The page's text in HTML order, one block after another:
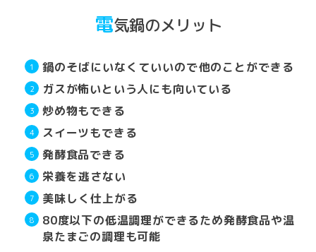
電気鍋のメリット
鍋のそばにいなくていいので他のことができる
ガスが怖いという人にも向いている
炒め物もできる
スイーツもできる
発酵食品できる
栄養を逃さない
美味しく仕上がる
80度以下の低温調理ができるため発酵食品や温
泉たまごの調理も可能